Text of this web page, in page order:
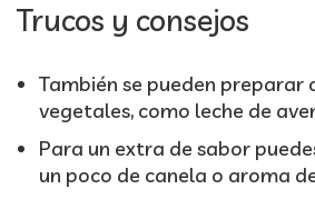
Trucos y consejos
También se pueden preparar
vegetales, como leche de
Para un extra de sabor
un poco de canela o aroma